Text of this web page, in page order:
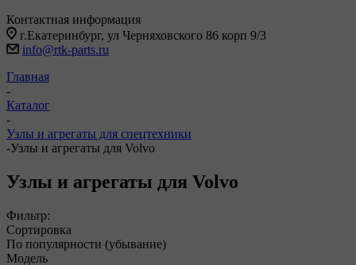
Контактная информация
г.Екатеринбург, ул Черняховского 86 корп 9/3
info@rtk-parts.ru
Главная
-
Каталог
-
Узлы и агрегаты для спецтехники
-Узлы и агрегаты для Volvo
Узлы и агрегаты для Volvo
Фильтр:
Сортировка
По популярности (убывание)
Модель